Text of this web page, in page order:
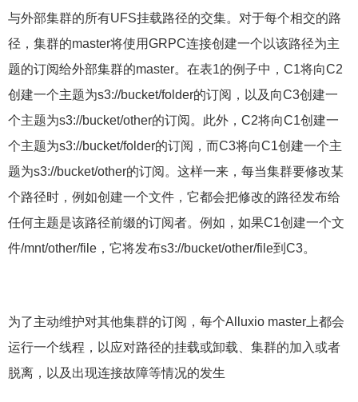
与外部集群的所有UFS挂载路径的交集。对于每个相交的路
径，集群的master将使用GRPC连接创建一个以该路径为主
题的订阅给外部集群的master。在表1的例子中，C1将向C2
创建一个主题为s3://bucket/folder的订阅，以及向C3创建一
个主题为s3://bucket/other的订阅。此外，C2将向C1创建一
个主题为s3://bucket/folder的订阅，而C3将向C1创建一个主
题为s3://bucket/other的订阅。这样一来，每当集群要修改某
个路径时，例如创建一个文件，它都会把修改的路径发布给
任何主题是该路径前缀的订阅者。例如，如果C1创建一个文
件/mnt/other/file，它将发布s3://bucket/other/file到C3。
为了主动维护对其他集群的订阅，每个Alluxio master上都会
运行一个线程，以应对路径的挂载或卸载、集群的加入或者
脱离，以及出现连接故障等情况的发生